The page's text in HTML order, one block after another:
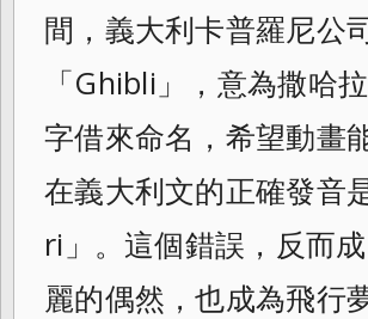
間，義大利卡普羅尼公
「Ghibli」，意為撒哈
字借來命名，希望動畫
在義大利文的正確發音
ri」。這個錯誤，反而
麗的偶然，也成為飛行